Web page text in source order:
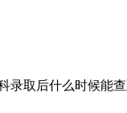
录取后什么时候能